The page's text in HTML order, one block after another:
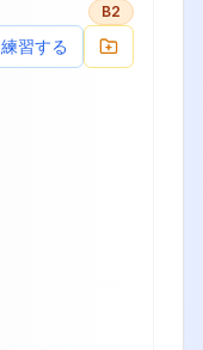
B2
練習する